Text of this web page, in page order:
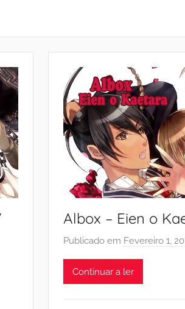
Albox – Eien o
Publicado em Fevereiro 1,
Continuar a ler